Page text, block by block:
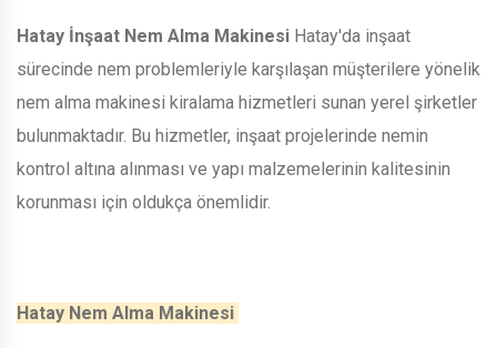
Hatay İnşaat Nem Alma Makinesi Hatay'da inşaat
sürecinde nem problemleriyle karşılaşan müşterilere yönelik
nem alma makinesi kiralama hizmetleri sunan yerel şirketler
bulunmaktadır. Bu hizmetler, inşaat projelerinde nemin
kontrol altına alınması ve yapı malzemelerinin kalitesinin
korunması için oldukça önemlidir.
Hatay Nem Alma Makinesi